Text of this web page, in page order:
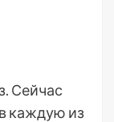
Сейчас
каждую из